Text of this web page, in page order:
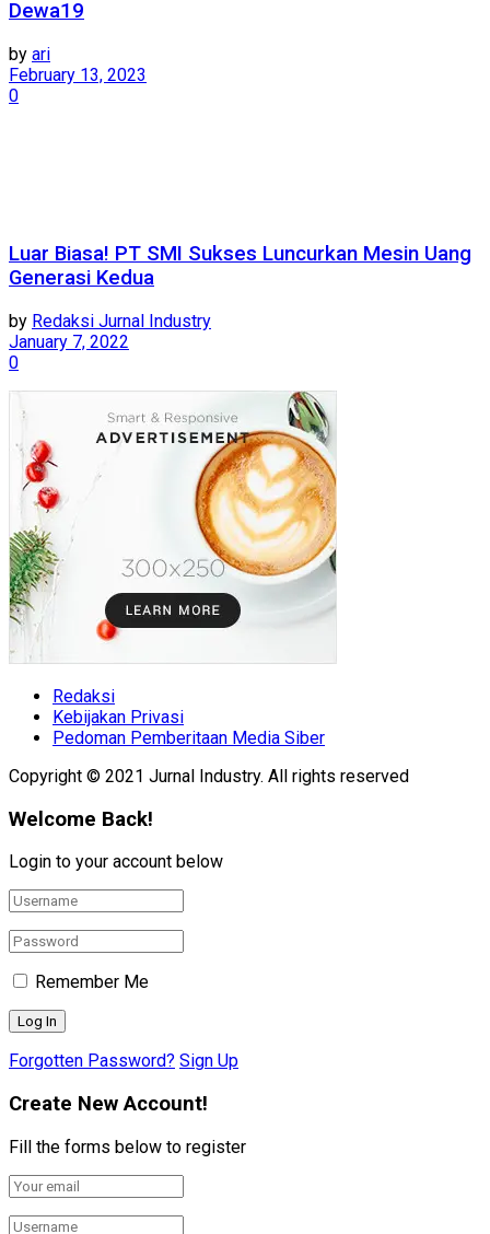
Dewa19
by ari
February 13, 2023
0
Luar Biasa! PT SMI Sukses Luncurkan Mesin Uang
Generasi Kedua
by Redaksi Jurnal Industry
January 7, 2022
0
Redaksi
Kebijakan Privasi
Pedoman Pemberitaan Media Siber
Copyright © 2021 Jurnal Industry. All rights reserved
Welcome Back!
Login to your account below
Remember Me
Forgotten Password? Sign Up
Create New Account!
Fill the forms below to register